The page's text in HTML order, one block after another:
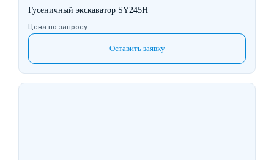
Гусеничный экскаватор SY245H
Цена по запросу
Оставить заявку